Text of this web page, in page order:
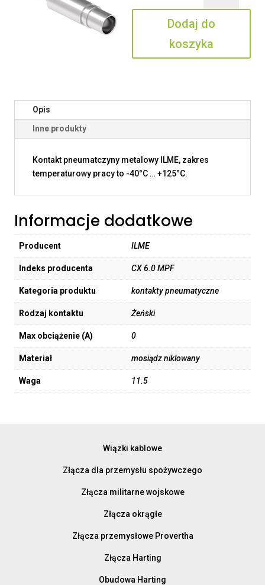
6.0
MPF
Dodaj do
koszyka
Opis
Inne produkty
Kontakt pneumatczyny metalowy ILME, zakres
temperaturowy pracy to -40°C … +125°C.
Informacje dodatkowe
Producent ILME
Indeks producenta CX 6.0 MPF
Kategoria produktu kontakty pneumatyczne
Rodzaj kontaktu Żeński
Max obciążenie (A) 0
Materiał mosiądz niklowany
Waga 11.5
Wiązki kablowe
Złącza dla przemysłu spożywczego
Złącza militarne wojskowe
Złącza okrągłe
Złącza przemysłowe Provertha
Złącza Harting
Obudowa Harting